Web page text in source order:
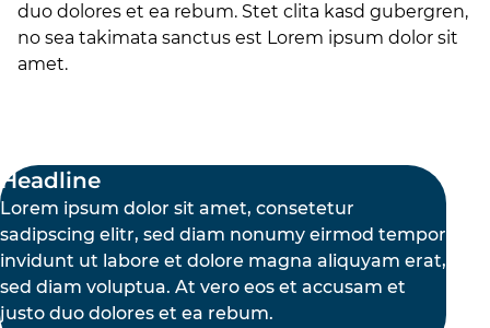
duo dolores et ea rebum. Stet clita kasd gubergren,
no sea takimata sanctus est Lorem ipsum dolor sit
amet.
Headline
Lorem ipsum dolor sit amet, consetetur
sadipscing elitr, sed diam nonumy eirmod tempor
invidunt ut labore et dolore magna aliquyam erat,
sed diam voluptua. At vero eos et accusam et
justo duo dolores et ea rebum.